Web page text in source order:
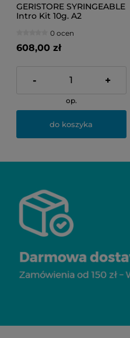
GERISTORE SYRINGEABLE
Intro Kit 10g. A2
0 ocen
608,00 zł
- +
op.
do koszyka